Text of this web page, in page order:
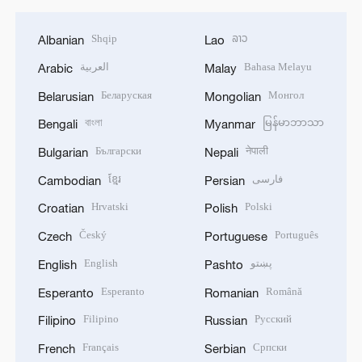
Albanian Shqip
Arabic العربية
Belarusian Беларуская
Bengali বাংলা
Bulgarian Български
Cambodian ខ្មែរ
Croatian Hrvatski
Czech Český
English English
Esperanto Esperanto
Filipino Filipino
French Français
Lao ລາວ
Malay Bahasa Melayu
Mongolian Монгол
Myanmar မြန်မာဘာသာ
Nepali नेपाली
Persian فارسی
Polish Polski
Portuguese Português
Pashto پښتو
Romanian Română
Russian Русский
Serbian Српски